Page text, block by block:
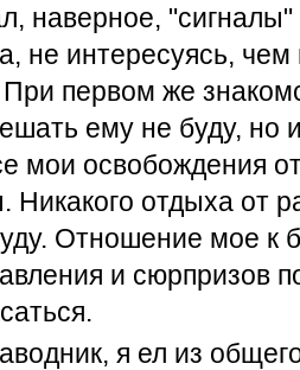
наверное, "сигналы"
не интересуясь,
При первом же
ему не буду, но
мои освобождения
Никакого отдыха от
Отношение мое к
и сюрпризов
я ел из